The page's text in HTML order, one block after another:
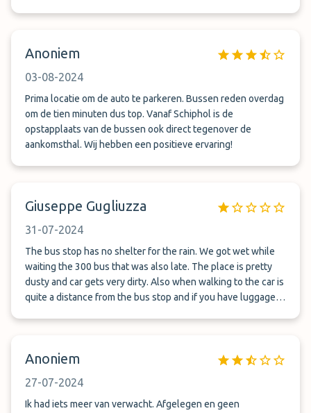
Anoniem
03-08-2024
Prima locatie om de auto te parkeren. Bussen reden overdag
om de tien minuten dus top. Vanaf Schiphol is de
opstapplaats van de bussen ook direct tegenover de
aankomsthal. Wij hebben een positieve ervaring!
Giuseppe Gugliuzza
31-07-2024
The bus stop has no shelter for the rain. We got wet while
waiting the 300 bus that was also late. The place is pretty
dusty and car gets very dirty. Also when walking to the car is
quite a distance from the bus stop and if you have luggage is
Anoniem
27-07-2024
Ik had iets meer van verwacht. Afgelegen en geen